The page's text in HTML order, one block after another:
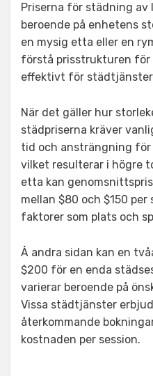
Priserna för städning av
beroende på enhetens
en mysig etta eller en
förstå prisstrukturen
effektivt för
När det gäller hur
städpriserna kräver
tid och ansträngning
vilket resulterar i högre
etta kan
mellan $80 och $150 per
faktorer som plats och
Å andra sidan kan en
$200 för en enda
varierar beroende på
Vissa städtjänster
återkommande
kostnaden per session.